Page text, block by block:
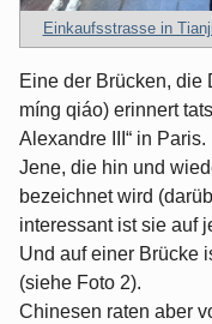
Einkaufsstrasse in
Eine der Brücken, die
míng qiáo) erinnert
Alexandre III“ in Paris.
Jene, die hin und
bezeichnet wird
interessant ist sie auf
Und auf einer Brücke
(siehe Foto 2).
Chinesen raten aber